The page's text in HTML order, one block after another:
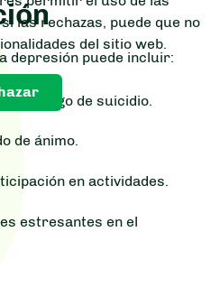
depresión puede incluir:
el riesgo de suicidio.
de ánimo.
en actividades.
estresantes en el
las rechazas, puede que no
del sitio web.